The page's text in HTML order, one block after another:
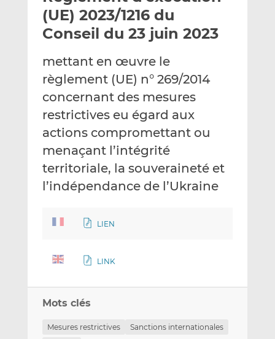
e
r
p
r
e
m
a
i
l
g
e
r
u
r
L
i
n
k
e
d
n
g
e
r
u
r
F
c
e
b
o
k
(UE) 2023/1216 du
Conseil du 23 juin 2023
mettant en œuvre le
règlement (UE) n° 269/2014
concernant des mesures
restrictives eu égard aux
actions compromettant ou
menaçant l’intégrité
territoriale, la souveraineté et
l’indépendance de l’Ukraine
LIEN
LINK
Mots clés
Mesures restrictives
Sanctions internationales